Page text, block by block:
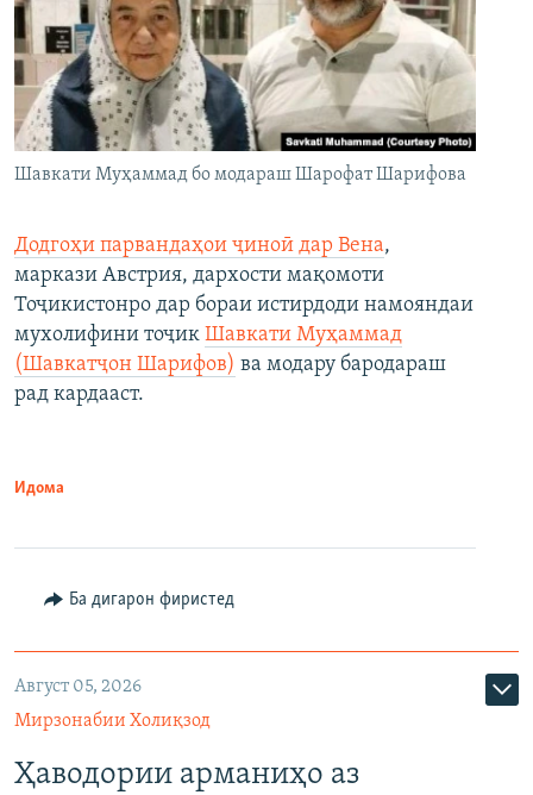
Шавкати Муҳаммад бо модараш Шарофат Шарифова
Додгоҳи парвандаҳои ҷиноӣ дар Вена,
маркази Австрия, дархости мақомоти
Тоҷикистонро дар бораи истирдоди намояндаи
мухолифини тоҷик Шавкати Муҳаммад
(Шавкатҷон Шарифов) ва модару бародараш
рад кардааст.
Идома
Ба дигарон фиристед
Август 05, 2026
Мирзонабии Холиқзод
Ҳаводории арманиҳо аз